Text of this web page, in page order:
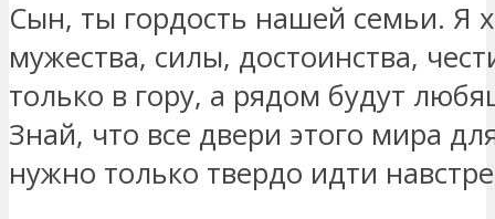
Сын, ты гордость нашей семьи. Я
мужества, силы, достоинства,
только в гору, а рядом будут
Знай, что все двери этого мира
нужно только твердо идти